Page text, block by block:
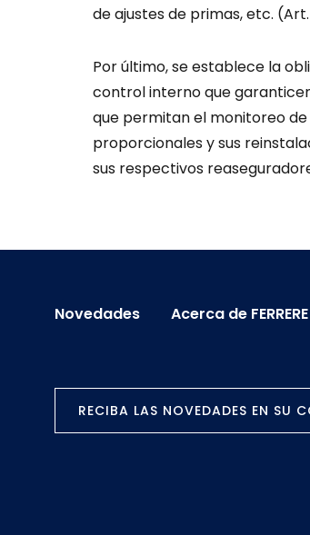
de ajustes de primas, etc. (Art.
Por último, se establece la
control interno que
que permitan el monitoreo
proporcionales y sus
sus respectivos
Novedades Acerca de FERRERE
RECIBA LAS NOVEDADES EN SU